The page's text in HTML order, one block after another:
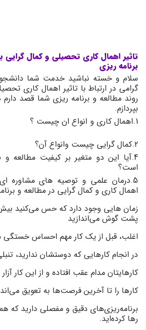
تاثیر اهمال کاری تحصیلی و کمال گرایی
برنامه ریزی
سلام و خسته نباشید خدمت شما
گرامی در ارتباط با تاثیر اهمال کاری
روند مطالعه و برنامه ریزی شما قصد
بپردازم.
1.اهمال کاری و انواع
2.کمال گرایی چیست وانواع آن؟
4.آیا این دو متغیر بر کیفیت مطالعه و
است؟
5.درمان علمی و توصیه های مشاوره
اهمال کاری و کمال گرایی در مطالعه و
زمان هایی وجود دارد که حس می‌کنید بیش
پشت گوش می‌اندازید
اغلب، قبل از یک کار مهم احساس خستگی
در انجام کارهایی که دوستشان ندارید،
کارهایتان مدام عقب افتاده و از این کار
کارها را تا آخرین فرصت‌ها به تعویق
برنامه‌ریزی‌های دقیق و مفصلی دارید که
رها کرده‌اید.